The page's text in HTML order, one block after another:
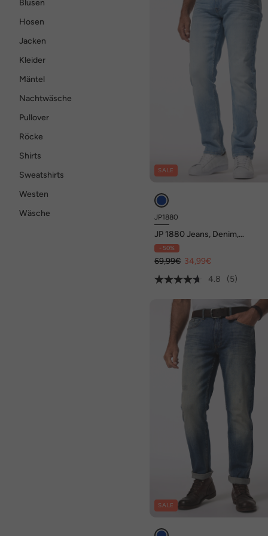
Blusen
Hosen
Jacken
Kleider
Mäntel
Nachtwäsche
Pullover
Röcke
Shirts
Sweatshirts
Westen
Wäsche
SALE
JP1880
JP 1880 Jeans, Denim,
FLEXNAMIC®, destroyed,
Look, Straight Fit, 5-Pocket, bis
72
- 50%
69,99€ 34,99€
4.8
(5)
SALE